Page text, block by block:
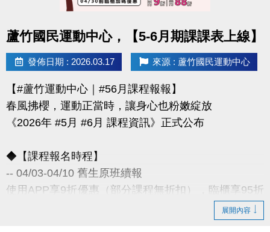
蘆竹國民運動中心，【5-6月期課課表上線】
發佈日期 : 2026.03.17 來源 : 蘆竹國民運動中心
【#蘆竹運動中心｜#56月課程報報】
春風拂櫻，運動正當時，讓身心也粉嫩綻放
《2026年 #5月 #6月 課程資訊》正式公布
◆【課程報名時程】
-- 04/03-04/10 舊生原班續報
使用APP享9折優惠（部分課程無折扣），臨櫃享95折
展開內容